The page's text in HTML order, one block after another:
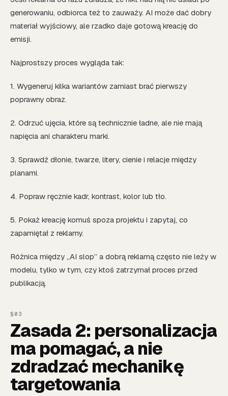
generowaniu, odbiorca też to zauważy. AI może dać dobry
materiał wyjściowy, ale rzadko daje gotową kreację do
emisji.
Najprostszy proces wygląda tak:
1. Wygeneruj kilka wariantów zamiast brać pierwszy
poprawny obraz.
2. Odrzuć ujęcia, które są technicznie ładne, ale nie mają
napięcia ani charakteru marki.
3. Sprawdź dłonie, twarze, litery, cienie i relacje między
planami.
4. Popraw ręcznie kadr, kontrast, kolor lub tło.
5. Pokaż kreację komuś spoza projektu i zapytaj, co
zapamiętał z reklamy.
Różnica między „AI slop” a dobrą reklamą często nie leży w
modelu, tylko w tym, czy ktoś zatrzymał proces przed
publikacją.
Zasada 2: personalizacja
ma pomagać, a nie
zdradzać mechanikę
targetowania